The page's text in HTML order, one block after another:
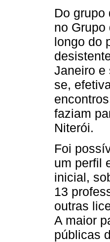
Do grupo
no Grupo
longo do
Janeiro e
se,
faziam
Niterói.
Foi
um perfil
inicial,
13
outras
A maior
públicas